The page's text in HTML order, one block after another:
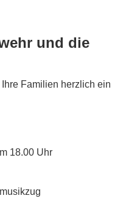
und die
Familien herzlich ein
18.00 Uhr